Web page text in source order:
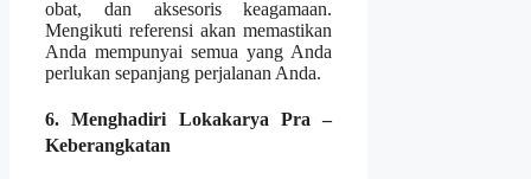
obat, dan aksesoris keagamaan.
Mengikuti referensi akan memastikan
Anda mempunyai semua yang Anda
perlukan sepanjang perjalanan Anda.
6. Menghadiri Lokakarya Pra –
Keberangkatan